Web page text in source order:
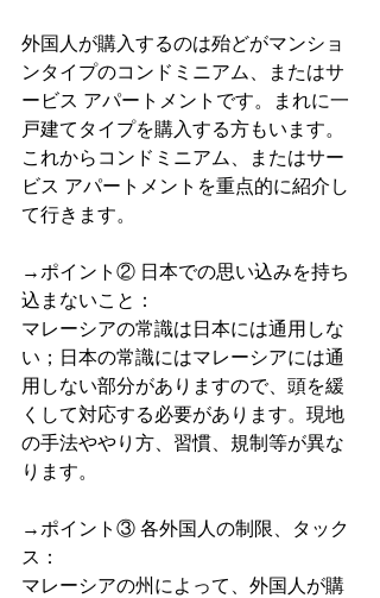
外国人が購入するのは殆どがマンショ
ンタイプのコンドミニアム、またはサ
ービス アパートメントです。まれに一
戸建てタイプを購入する方もいます。
これからコンドミニアム、またはサー
ビス アパートメントを重点的に紹介し
て行きます。
→ポイント② 日本での思い込みを持ち
込まないこと：
マレーシアの常識は日本には通用しな
い；日本の常識にはマレーシアには通
用しない部分がありますので、頭を緩
くして対応する必要があります。現地
の手法ややり方、習慣、規制等が異な
ります。
→ポイント③ 各外国人の制限、タック
ス：
マレーシアの州によって、外国人が購